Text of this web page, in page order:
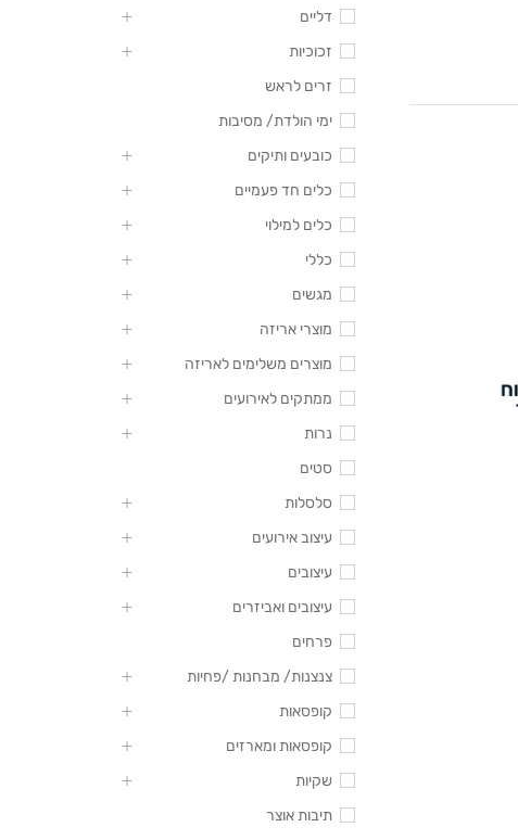
דליים
זכוכיות
זרים לראש
ימי הולדת/ מסיבות
כובעים ותיקים
כלים חד פעמיים
כלים למילוי
כללי
מגשים
מוצרי אריזה
מוצרים משלימים לאריזה
ממתקים לאירועים
נרות
סטים
סלסלות
עיצוב אירועים
עיצובים
עיצובים ואביזרים
פרחים
צנצנות/ מבחנות /פחיות
קופסאות
קופסאות ומארזים
שקיות
תיבות אוצר